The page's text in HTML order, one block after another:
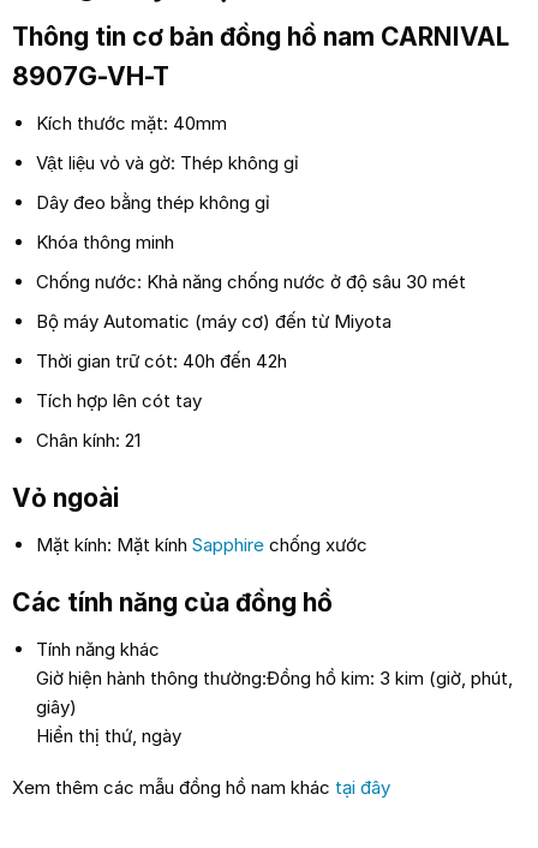
Thông tin cơ bản đồng hồ nam CARNIVAL
8907G-VH-T
Kích thước mặt: 40mm
Vật liệu vỏ và gờ: Thép không gỉ
Dây đeo bằng thép không gỉ
Khóa thông minh
Chống nước: Khả năng chống nước ở độ sâu 30 mét
Bộ máy Automatic (máy cơ) đến từ Miyota
Thời gian trữ cót: 40h đến 42h
Tích hợp lên cót tay
Chân kính: 21
Vỏ ngoài
Mặt kính: Mặt kính Sapphirechống xước
Các tính năng của đồng hồ
Tính năng khác
Giờ hiện hành thông thường:Đồng hồ kim: 3 kim (giờ, phút,
giây)
Hiển thị thứ, ngày
Xem thêm các mẫu đồng hồ nam khác tại đây